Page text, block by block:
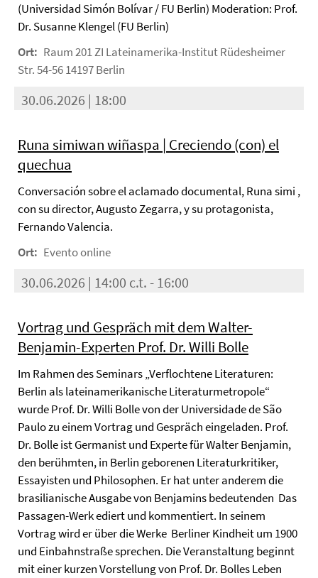
(Universidad Simón Bolívar / FU Berlin) Moderation: Prof.
Dr. Susanne Klengel (FU Berlin)
Ort: Raum 201 ZI Lateinamerika-Institut Rüdesheimer
Str. 54-56 14197 Berlin
30.06.2026 | 18:00
Runa simiwan wiñaspa | Creciendo (con) el
quechua
Conversación sobre el aclamado documental, Runa simi ,
con su director, Augusto Zegarra, y su protagonista,
Fernando Valencia.
Ort: Evento online
30.06.2026 | 14:00 c.t. - 16:00
Vortrag und Gespräch mit dem Walter-
Benjamin-Experten Prof. Dr. Willi Bolle
Im Rahmen des Seminars „Verflochtene Literaturen:
Berlin als lateinamerikanische Literaturmetropole“
wurde Prof. Dr. Willi Bolle von der Universidade de São
Paulo zu einem Vortrag und Gespräch eingeladen. Prof.
Dr. Bolle ist Germanist und Experte für Walter Benjamin,
den berühmten, in Berlin geborenen Literaturkritiker,
Essayisten und Philosophen. Er hat unter anderem die
brasilianische Ausgabe von Benjamins bedeutenden Das
Passagen-Werk ediert und kommentiert. In seinem
Vortrag wird er über die Werke Berliner Kindheit um 1900
und Einbahnstraße sprechen. Die Veranstaltung beginnt
mit einer kurzen Vorstellung von Prof. Dr. Bolles Leben